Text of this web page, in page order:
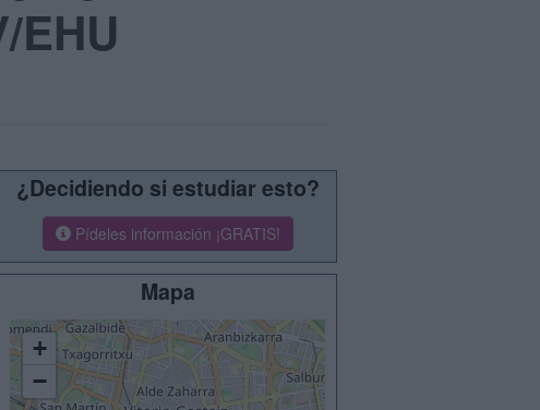
EHU
¿Decidiendo si estudiar esto?
Pídeles información ¡GRATIS!
Mapa
+
−